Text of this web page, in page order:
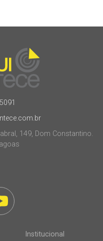
149, Dom Constantino.
Institucional